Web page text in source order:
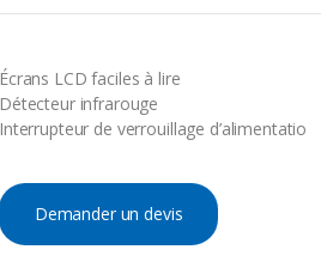
Écrans LCD faciles à lire
Détecteur infrarouge
Interrupteur de verrouillage d’alimentatio
Demander un devis